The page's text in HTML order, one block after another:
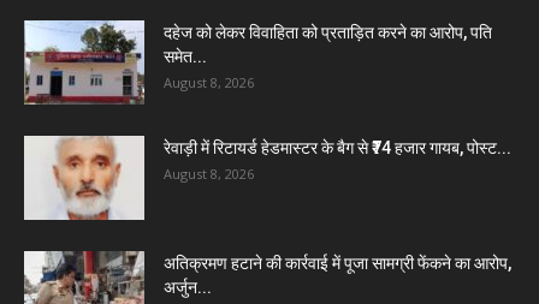
दहेज को लेकर विवाहिता को प्रताड़ित करने का आरोप, पति
समेत...
August 8, 2026
रेवाड़ी में रिटायर्ड हेडमास्टर के बैग से ₹74 हजार गायब, पोस्ट...
August 8, 2026
अतिक्रमण हटाने की कार्रवाई में पूजा सामग्री फेंकने का आरोप,
अर्जुन...